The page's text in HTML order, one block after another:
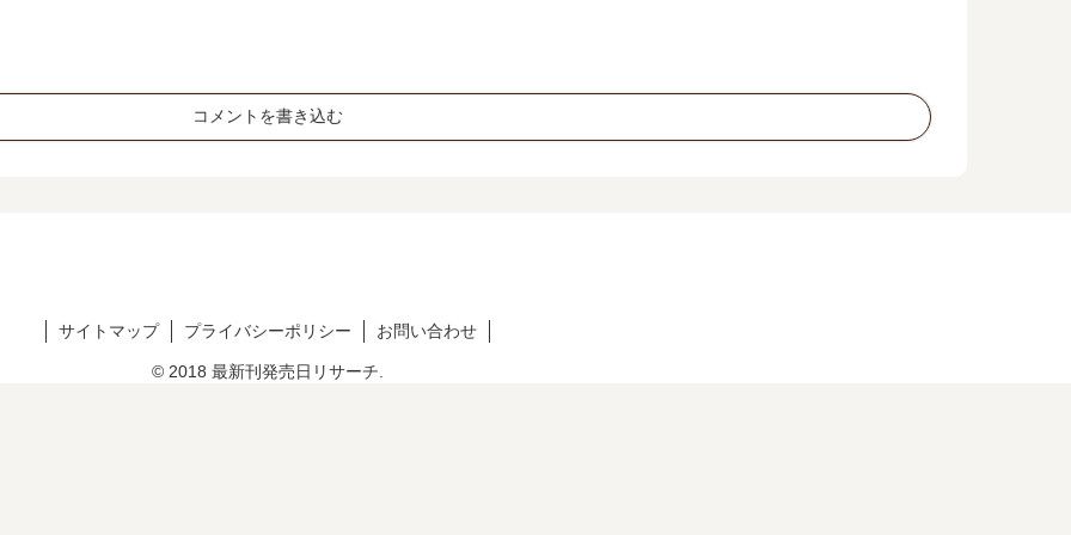
コメントを書き込む
サイトマップ プライバシーポリシー お問い合わせ
© 2018 最新刊発売日リサーチ.